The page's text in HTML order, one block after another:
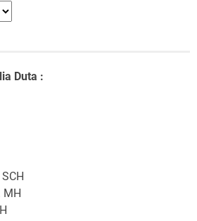
Duta :
MH